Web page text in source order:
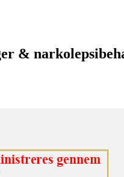
&
istreres gennem